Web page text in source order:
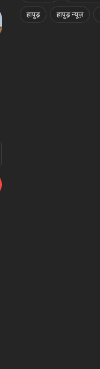
हापुड़ हापुड़ न्यूज़